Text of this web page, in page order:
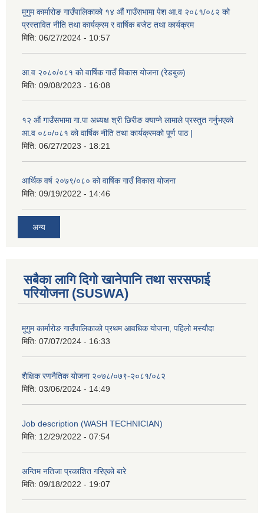
मुगुम कार्मारोङ गाउँपालिकाको १४ औं गाउँसभामा पेश आ.व २०८१/०८२ को
प्रस्तावित नीति तथा कार्यक्रम र वार्षिक बजेट तथा कार्यक्रम
मिति: 06/27/2024 - 10:57
आ.व २०८०/०८१ को वार्षिक गाउँ विकास योजना (रेडबुक)
मिति: 09/08/2023 - 16:08
१२ औं गाउँसभामा गा.पा अध्यक्ष श्री छिरीङ क्याप्ने लामाले प्रस्तुत गर्नुभएको
आ.व ०८०/०८१ को वार्षिक नीति तथा कार्यक्रमको पूर्ण पाठ |
मिति: 06/27/2023 - 18:21
आर्थिक वर्ष २०७९/०८० को वार्षिक गाउँ विकास योजना
मिति: 09/19/2022 - 14:46
अन्य
सबैका लागि दिगो खानेपानि तथा सरसफाई
परियोजना (SUSWA)
मुगुम कार्मारोङ गाउँपालिकाको प्रथम आवधिक योजना, पहिलो मस्यौदा
मिति: 07/07/2024 - 16:33
शैक्षिक रणनैतिक योजना २०७८/०७९-२०८१/०८२
मिति: 03/06/2024 - 14:49
Job description (WASH TECHNICIAN)
मिति: 12/29/2022 - 07:54
अन्तिम नतिजा प्रकाशित गरिएको बारे
मिति: 09/18/2022 - 19:07